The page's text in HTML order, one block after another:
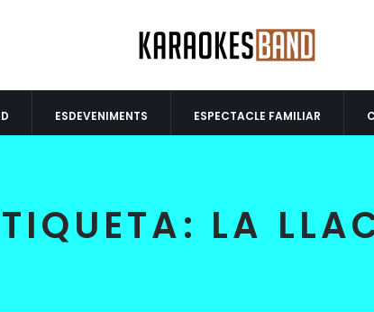
ESDEVENIMENTS ESPECTACLE FAMILIAR
LA